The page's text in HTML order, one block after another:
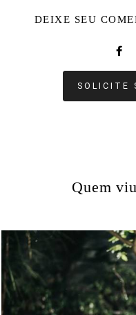
DEIXE SEU
SOLICITE
Quem